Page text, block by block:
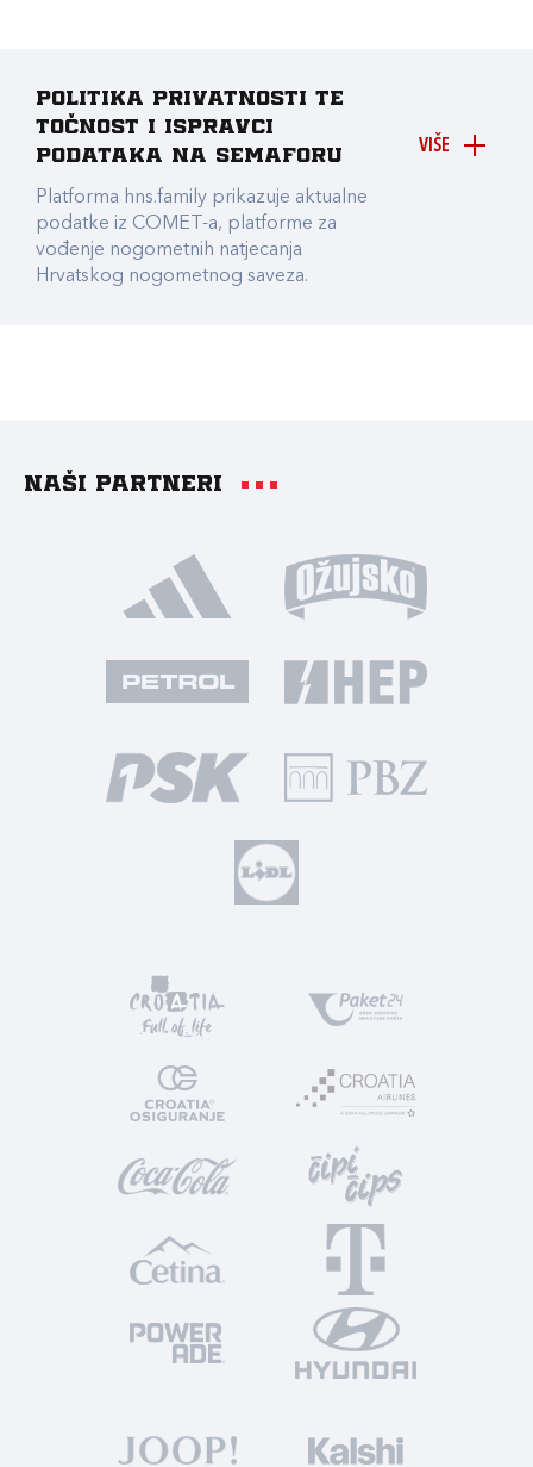
VIŠE
Politika privatnosti te
točnost i ispravci
podataka na Semaforu
Platforma hns.family prikazuje aktualne
podatke iz COMET-a, platforme za
vođenje nogometnih natjecanja
Hrvatskog nogometnog saveza.
Naši partneri